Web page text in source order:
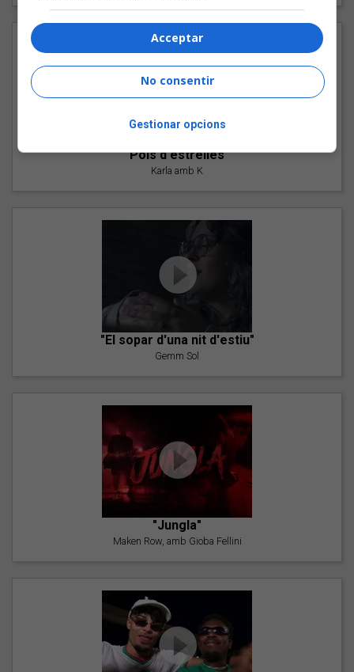
"Pols d'estrelles"
Karla amb K
"El sopar d'una nit d'estiu"
Gemm Sol
"Jungla"
Maken Row, amb Gioba Fellini
Acceptar
No consentir
Gestionar opcions